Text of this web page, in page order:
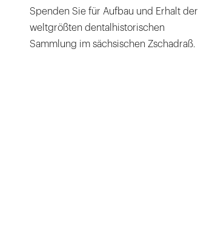
Spenden Sie für Aufbau und Erhalt der
weltgrößten dentalhistorischen
Sammlung im sächsischen Zschadraß.